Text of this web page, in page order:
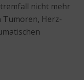
nicht mehr
Tumoren, Herz-